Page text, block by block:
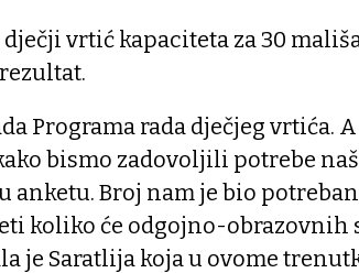
dječji vrtić kapaciteta za 30
Programa rada dječjeg vrtića.
bismo zadovoljili potrebe
anketu. Broj nam je bio
koliko će odgojno-obrazovnih
je Saratlija koja u ovome